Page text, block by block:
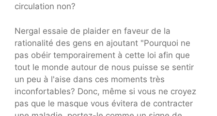
circulation non?
Nergal essaie de plaider en faveur de la
rationalité des gens en ajoutant "Pourquoi ne
pas obéir temporairement à cette loi afin que
tout le monde autour de nous puisse se sentir
un peu à l'aise dans ces moments très
inconfortables? Donc, même si vous ne croyez
pas que le masque vous évitera de contracter